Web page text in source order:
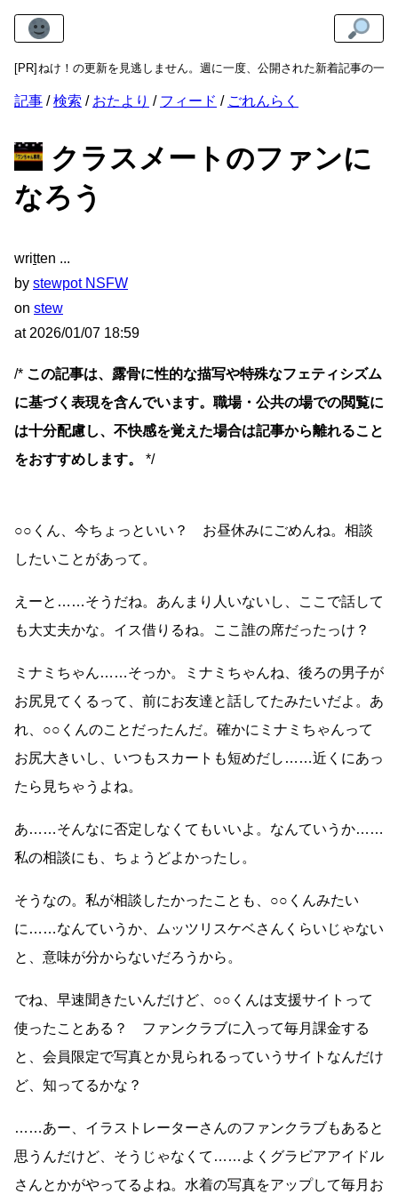
[PR]
ねけ！の更新を見逃しません。週に一度、公開された新着記事の一覧をメ
記事 検索 おたより フィード ごれんらく
クラスメートのファンに
なろう
written
by stewpot NSFW
on stew
at 2026/01/07 18:59
/* この記事は、露骨に性的な描写や特殊なフェティシズム
に基づく表現を含んでいます。職場・公共の場での閲覧に
は十分配慮し、不快感を覚えた場合は記事から離れること
をおすすめします。
*/
○○くん、今ちょっといい？ お昼休みにごめんね。相談
したいことがあって。
えーと……そうだね。あんまり人いないし、ここで話して
も大丈夫かな。イス借りるね。ここ誰の席だったっけ？
ミナミちゃん……そっか。ミナミちゃんね、後ろの男子が
お尻見てくるって、前にお友達と話してたみたいだよ。あ
れ、○○くんのことだったんだ。確かにミナミちゃんって
お尻大きいし、いつもスカートも短めだし……近くにあっ
たら見ちゃうよね。
あ……そんなに否定しなくてもいいよ。なんていうか……
私の相談にも、ちょうどよかったし。
そうなの。私が相談したかったことも、○○くんみたい
に……なんていうか、ムッツリスケベさんくらいじゃない
と、意味が分からないだろうから。
でね、早速聞きたいんだけど、○○くんは支援サイトって
使ったことある？ ファンクラブに入って毎月課金する
と、会員限定で写真とか見られるっていうサイトなんだけ
ど、知ってるかな？
……あー、イラストレーターさんのファンクラブもあると
思うんだけど、そうじゃなくて……よくグラビアアイドル
さんとかがやってるよね。水着の写真をアップして毎月お